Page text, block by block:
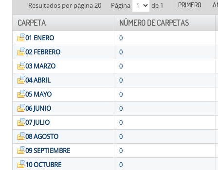
Resultados por página 20
Página de 1 PRIMERO
CARPETA NÚMERO DE CARPETAS
01 ENERO
0
02 FEBRERO
0
03 MARZO
0
04 ABRIL
0
05 MAYO
0
06 JUNIO
0
07 JULIO
0
08 AGOSTO
0
09 SEPTIEMBRE
0
10 OCTUBRE
0